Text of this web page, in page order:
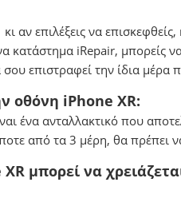
κι αν επιλέξεις να
κατάστημα iRepair, μπορείς
σου επιστραφεί την ίδια
οθόνη iPhone XR:
ένα ανταλλακτικό που
από τα 3 μέρη, θα πρέπει
μπορεί να